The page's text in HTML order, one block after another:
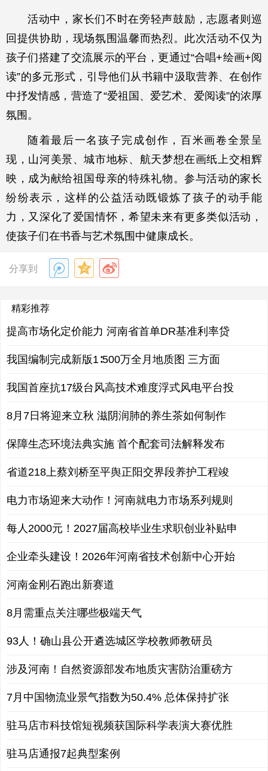
活动中，家长们不时在旁轻声鼓励，志愿者则巡
回提供协助，现场氛围温馨而热烈。此次活动不仅为
孩子们搭建了交流展示的平台，更通过“合唱+绘画+阅
读”的多元形式，引导他们从书籍中汲取营养、在创作
中抒发情感，营造了“爱祖国、爱艺术、爱阅读”的浓厚
氛围。
随着最后一名孩子完成创作，百米画卷全景呈
现，山河美景、城市地标、航天梦想在画纸上交相辉
映，成为献给祖国母亲的特殊礼物。参与活动的家长
纷纷表示，这样的公益活动既锻炼了孩子的动手能
力，又深化了爱国情怀，希望未来有更多类似活动，
使孩子们在书香与艺术氛围中健康成长。
分享到
精彩推荐
提高市场化定价能力 河南省首单DR基准利率贷
我国编制完成新版1∶500万全月地质图 三方面
我国首座抗17级台风高技术难度浮式风电平台投
8月7日将迎来立秋 滋阴润肺的养生茶如何制作
保障生态环境法典实施 首个配套司法解释发布
省道218上蔡刘桥至平舆正阳交界段养护工程竣
电力市场迎来大动作！河南就电力市场系列规则
每人2000元！2027届高校毕业生求职创业补贴申
企业牵头建设！2026年河南省技术创新中心开始
河南金刚石跑出新赛道
8月需重点关注哪些极端天气
93人！确山县公开遴选城区学校教师教研员
涉及河南！自然资源部发布地质灾害防治重磅方
7月中国物流业景气指数为50.4% 总体保持扩张
驻马店市科技馆短视频获国际科学表演大赛优胜
驻马店通报7起典型案例